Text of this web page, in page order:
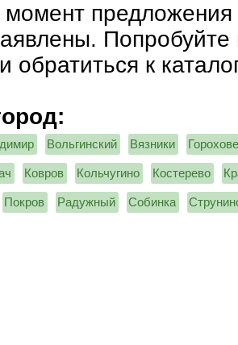
предложения
Попробуйте
обратиться к
Вольгинский Вязники
Ковров Кольчугино Костерево
Покров Радужный Собинка